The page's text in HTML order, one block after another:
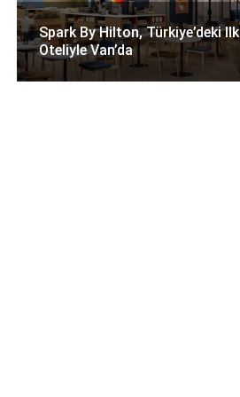
Spark By Hilton, Türkiye’deki Ilk
Oteliyle Van’da